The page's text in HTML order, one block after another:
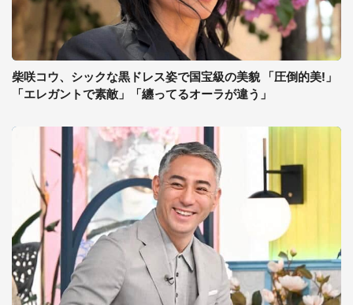
柴咲コウ、シックな黒ドレス姿で国宝級の美貌 「圧倒的美!」
「エレガントで素敵」「纏ってるオーラが違う」